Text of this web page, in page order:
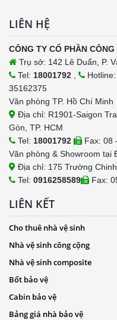
LIÊN HỆ
CÔNG TY CỔ PHẦN
Trụ sở: 142 Lê Duẩn, P.
Tel: 18001792 Hotline:
35162375
Văn phòng TP. Hồ Chí Minh
Địa chỉ: R1901-Saigon
Gòn, TP. HCM
Tel: 18001792
Fax: 08
Văn phòng & Showroom tại
Địa chỉ: 175 Trường
Tel: 0916258589 Fax:
LIÊN KẾT
Cho thuê nhà vệ sinh
Nhà vệ sinh công cộng
Nhà vệ sinh composite
Bốt bảo vệ
Cabin bảo vệ
Bảng giá nhà bảo vệ